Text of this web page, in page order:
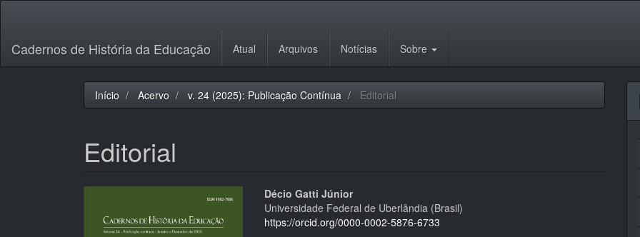
principal
Barra
Cadernos de História da Educação Atual Arquivos Notícias Sobre
Início Acervo v. 24 (2025): Publicação Contínua Editorial
Editorial
lateral
Conteúdo
do
Décio Gatti Júnior
Universidade Federal de Uberlândia (Brasil)
https://orcid.org/0000-0002-5876-6733